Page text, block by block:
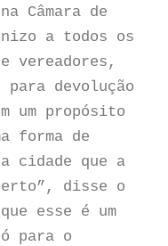
Câmara de
a todos os
vereadores,
devolução
um propósito
forma de
cidade que a
disse o
esse é um
para o